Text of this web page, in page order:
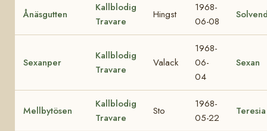
Ånäsgutten
Kallblodig
Travare
Hingst
1968-
06-08
Sexanper
Kallblodig
Travare
Valack
1968-
06-
04
Sexan
Mellbytösen
Kallblodig
Travare
Sto
1968-
05-22
Teresia